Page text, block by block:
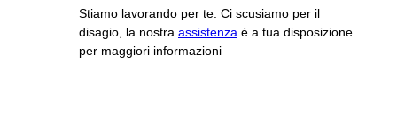
Stiamo lavorando per te. Ci scusiamo per il
disagio, la nostra assistenza è a tua disposizione
per maggiori informazioni